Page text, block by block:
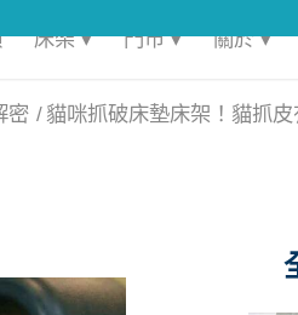
床架 ▾ 門市 ▾ 關於 ▾
密 / 貓咪抓破床墊床架！貓抓